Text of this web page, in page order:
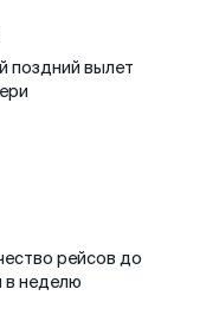
поздний вылет
рейсов до
в неделю